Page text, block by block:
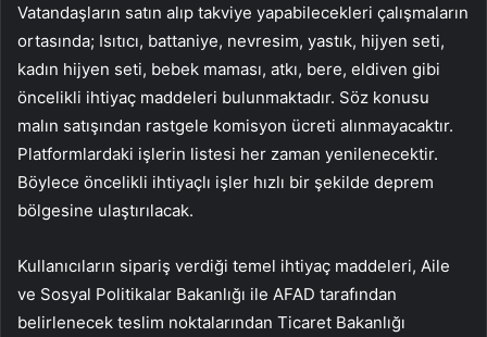
Vatandaşların satın alıp takviye yapabilecekleri çalışmaların
ortasında; Isıtıcı, battaniye, nevresim, yastık, hijyen seti,
kadın hijyen seti, bebek maması, atkı, bere, eldiven gibi
öncelikli ihtiyaç maddeleri bulunmaktadır. Söz konusu
malın satışından rastgele komisyon ücreti alınmayacaktır.
Platformlardaki işlerin listesi her zaman yenilenecektir.
Böylece öncelikli ihtiyaçlı işler hızlı bir şekilde deprem
bölgesine ulaştırılacak.
Kullanıcıların sipariş verdiği temel ihtiyaç maddeleri, Aile
ve Sosyal Politikalar Bakanlığı ile AFAD tarafından
belirlenecek teslim noktalarından Ticaret Bakanlığı